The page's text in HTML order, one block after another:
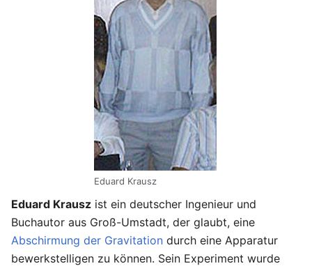
Eduard Krausz
Eduard Krausz ist ein deutscher Ingenieur und
Buchautor aus Groß-Umstadt, der glaubt, eine
Abschirmung der Gravitation durch eine Apparatur
bewerkstelligen zu können. Sein Experiment wurde